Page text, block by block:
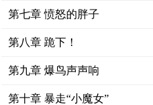
第七章 愤怒的胖子
第八章 跪下！
第九章 爆鸟声声响
第十章 暴走“小魔女”